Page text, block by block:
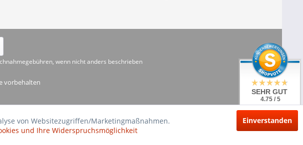
wenn nicht anders beschrieben
vorbehalten
von Websitezugriffen/Marketingmaßnahmen.
und Ihre Widerspruchsmöglichkeit
Einverstanden
SEHR GUT
4.75 / 5
aus 20 Bewertungen
bei: shopvote.de